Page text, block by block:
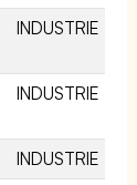
INDUSTRIE
INDUSTRIE
INDUSTRIE